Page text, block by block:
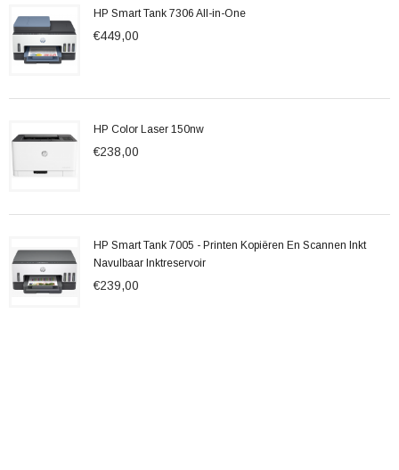
HP Smart Tank 7306 All-in-One
€449,00
HP Color Laser 150nw
€238,00
HP Smart Tank 7005 - Printen Kopiëren En Scannen Inkt
Navulbaar Inktreservoir
€239,00